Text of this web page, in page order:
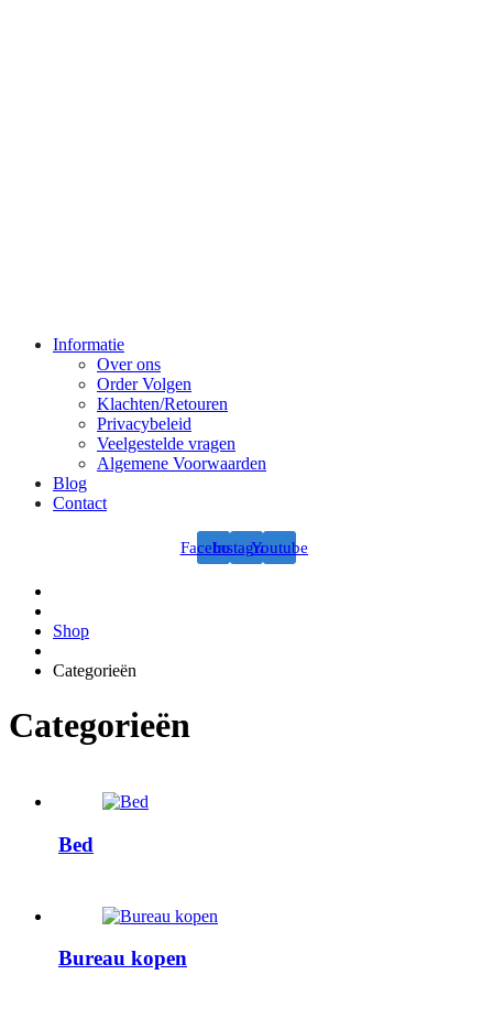
Informatie
Over ons
Order Volgen
Klachten/Retouren
Privacybeleid
Veelgestelde vragen
Algemene Voorwaarden
Blog
Contact
FacebookInstagramYoutube
Shop
Categorieën
Categorieën
Bed
Bureau kopen